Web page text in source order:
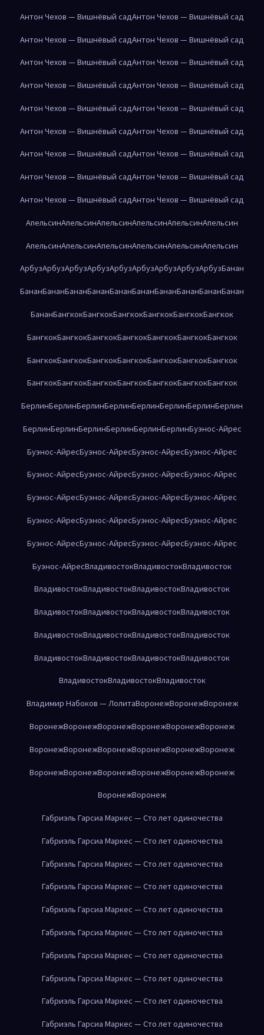
Антон Чехов — Вишнёвый садАнтон Чехов — Вишнёвый сад
Антон Чехов — Вишнёвый садАнтон Чехов — Вишнёвый сад
Антон Чехов — Вишнёвый садАнтон Чехов — Вишнёвый сад
Антон Чехов — Вишнёвый садАнтон Чехов — Вишнёвый сад
Антон Чехов — Вишнёвый садАнтон Чехов — Вишнёвый сад
Антон Чехов — Вишнёвый садАнтон Чехов — Вишнёвый сад
Антон Чехов — Вишнёвый садАнтон Чехов — Вишнёвый сад
Антон Чехов — Вишнёвый садАнтон Чехов — Вишнёвый сад
Антон Чехов — Вишнёвый садАнтон Чехов — Вишнёвый сад
АпельсинАпельсинАпельсинАпельсинАпельсинАпельсин
АпельсинАпельсинАпельсинАпельсинАпельсинАпельсин
АрбузАрбузАрбузАрбузАрбузАрбузАрбузАрбузАрбузБанан
БананБананБананБананБананБананБананБананБананБанан
БананБангкокБангкокБангкокБангкокБангкокБангкок
БангкокБангкокБангкокБангкокБангкокБангкокБангкок
БангкокБангкокБангкокБангкокБангкокБангкокБангкок
БангкокБангкокБангкокБангкокБангкокБангкокБангкок
БерлинБерлинБерлинБерлинБерлинБерлинБерлинБерлин
БерлинБерлинБерлинБерлинБерлинБерлинБуэнос-Айрес
Буэнос-АйресБуэнос-АйресБуэнос-АйресБуэнос-Айрес
Буэнос-АйресБуэнос-АйресБуэнос-АйресБуэнос-Айрес
Буэнос-АйресБуэнос-АйресБуэнос-АйресБуэнос-Айрес
Буэнос-АйресБуэнос-АйресБуэнос-АйресБуэнос-Айрес
Буэнос-АйресБуэнос-АйресБуэнос-АйресБуэнос-Айрес
Буэнос-АйресВладивостокВладивостокВладивосток
ВладивостокВладивостокВладивостокВладивосток
ВладивостокВладивостокВладивостокВладивосток
ВладивостокВладивостокВладивостокВладивосток
ВладивостокВладивостокВладивостокВладивосток
ВладивостокВладивостокВладивосток
Владимир Набоков — ЛолитаВоронежВоронежВоронеж
ВоронежВоронежВоронежВоронежВоронежВоронеж
ВоронежВоронежВоронежВоронежВоронежВоронеж
ВоронежВоронежВоронежВоронежВоронежВоронеж
ВоронежВоронеж
Габриэль Гарсиа Маркес — Сто лет одиночества
Габриэль Гарсиа Маркес — Сто лет одиночества
Габриэль Гарсиа Маркес — Сто лет одиночества
Габриэль Гарсиа Маркес — Сто лет одиночества
Габриэль Гарсиа Маркес — Сто лет одиночества
Габриэль Гарсиа Маркес — Сто лет одиночества
Габриэль Гарсиа Маркес — Сто лет одиночества
Габриэль Гарсиа Маркес — Сто лет одиночества
Габриэль Гарсиа Маркес — Сто лет одиночества
Габриэль Гарсиа Маркес — Сто лет одиночества